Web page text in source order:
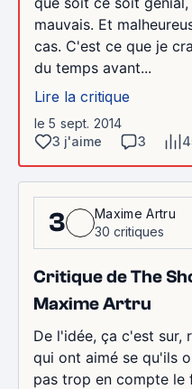
mauvais. Et
cas. C'est ce que je
du temps avant...
Lire la critique
le 5 sept. 2014
3 j'aime
3
3
Maxime Artru
30 critiques
Critique de The
Maxime Artru
De l'idée, ça c'est sur,
qui ont aimé se qu'ils
pas trop en compte le